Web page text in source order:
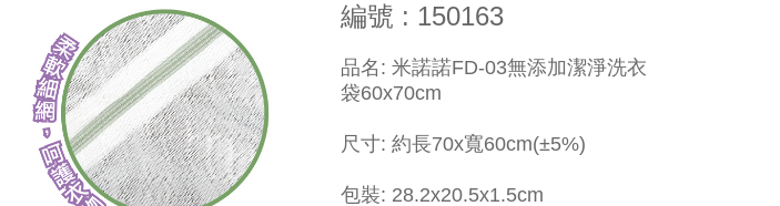
編號 : 150163
品名: 米諾諾FD-03無添加潔淨洗衣
袋60x70cm
尺寸: 約長70x寬60cm(±5%)
包裝: 28.2x20.5x1.5cm